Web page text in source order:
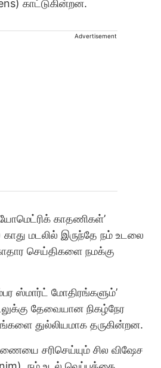
காட்டுகின்றன.
Advertisement
காதணிகள்’
மடலில் இருந்தே நம் உடலை
செய்திகளை நமக்கு
ஸ்மார்ட் மோதிரங்களும்’
தேவையான நிகழ்நேர
துல்லியமாக தருகின்றன.
சரிசெய்யும் சில விஷேச